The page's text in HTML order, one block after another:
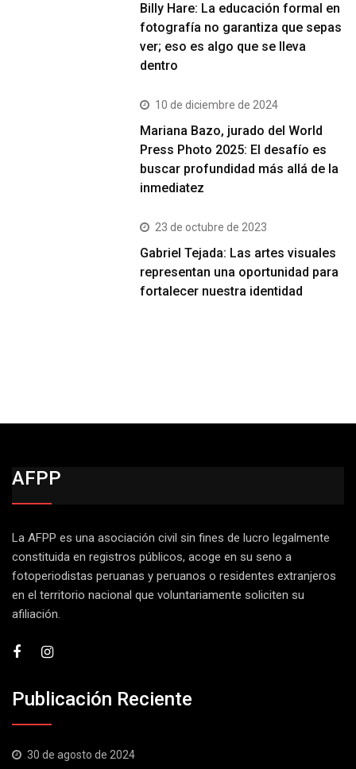
Billy Hare: La educación formal en
fotografía no garantiza que sepas
ver; eso es algo que se lleva
dentro
10 de diciembre de 2024
Mariana Bazo, jurado del World
Press Photo 2025: El desafío es
buscar profundidad más allá de la
inmediatez
23 de octubre de 2023
Gabriel Tejada: Las artes visuales
representan una oportunidad para
fortalecer nuestra identidad
AFPP
La AFPP es una asociación civil sin fines de lucro legalmente
constituida en registros públicos, acoge en su seno a
fotoperiodistas peruanas y peruanos o residentes extranjeros
en el territorio nacional que voluntariamente soliciten su
afiliación.
Publicación Reciente
30 de agosto de 2024